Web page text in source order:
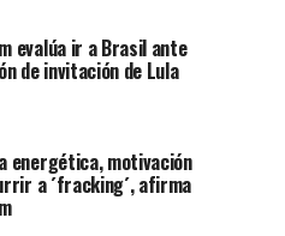
evalúa ir a Brasil ante
de invitación de Lula
energética, motivación
a ´fracking´, afirma